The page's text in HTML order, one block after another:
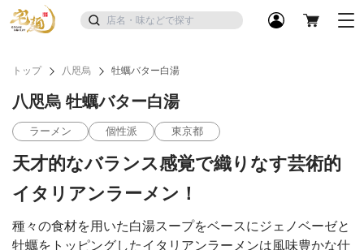
トップ 八咫烏 牡蠣バター白湯
八咫烏 牡蠣バター白湯
ラーメン 個性派 東京都
天才的なバランス感覚で織りなす芸術的
イタリアンラーメン！
種々の食材を用いた白湯スープをベースにジェノベーゼと
牡蠣をトッピングしたイタリアンラーメンは風味豊かな仕